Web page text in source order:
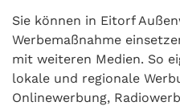
Sie können in Eitorf
Werbemaßnahme
mit weiteren Medien. So
lokale und regionale
Onlinewerbung,